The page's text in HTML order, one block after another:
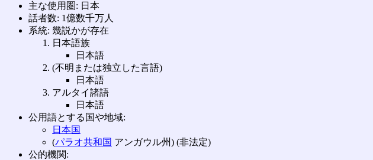
主な使用圏: 日本
話者数: 1億数千万人
系統: 幾説かが存在
日本語族
日本語
(不明または独立した言語)
日本語
アルタイ諸語
日本語
公用語とする国や地域:
日本国
(パラオ共和国 アンガウル州) (非法定)
公的機関: